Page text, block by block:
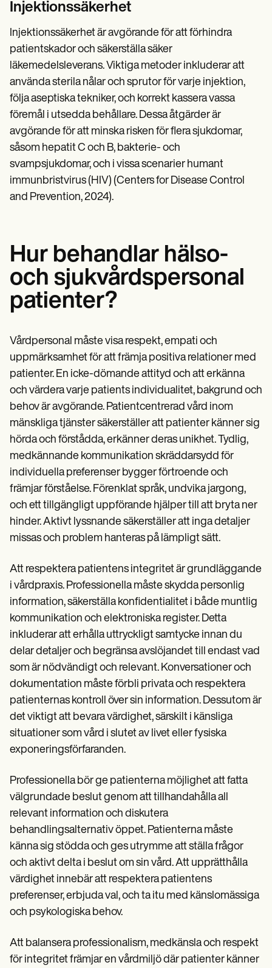
Injektionssäkerhet
Injektionssäkerhet är avgörande för att förhindra
patientskador och säkerställa säker
läkemedelsleverans. Viktiga metoder inkluderar att
använda sterila nålar och sprutor för varje injektion,
följa aseptiska tekniker, och korrekt kassera vassa
föremål i utsedda behållare. Dessa åtgärder är
avgörande för att minska risken för flera sjukdomar,
såsom hepatit C och B, bakterie- och
svampsjukdomar, och i vissa scenarier humant
immunbristvirus (HIV) (Centers for Disease Control
and Prevention, 2024).
Hur behandlar hälso-
och sjukvårdspersonal
patienter?
Vårdpersonal måste visa respekt, empati och
uppmärksamhet för att främja positiva relationer med
patienter. En icke-dömande attityd och att erkänna
och värdera varje patients individualitet, bakgrund och
behov är avgörande. Patientcentrerad vård inom
mänskliga tjänster säkerställer att patienter känner sig
hörda och förstådda, erkänner deras unikhet. Tydlig,
medkännande kommunikation skräddarsydd för
individuella preferenser bygger förtroende och
främjar förståelse. Förenklat språk, undvika jargong,
och ett tillgängligt uppförande hjälper till att bryta ner
hinder. Aktivt lyssnande säkerställer att inga detaljer
missas och problem hanteras på lämpligt sätt.
Att respektera patientens integritet är grundläggande
i vårdpraxis. Professionella måste skydda personlig
information, säkerställa konfidentialitet i både muntlig
kommunikation och elektroniska register. Detta
inkluderar att erhålla uttryckligt samtycke innan du
delar detaljer och begränsa avslöjandet till endast vad
som är nödvändigt och relevant. Konversationer och
dokumentation måste förbli privata och respektera
patienternas kontroll över sin information. Dessutom är
det viktigt att bevara värdighet, särskilt i känsliga
situationer som vård i slutet av livet eller fysiska
exponeringsförfaranden.
Professionella bör ge patienterna möjlighet att fatta
välgrundade beslut genom att tillhandahålla all
relevant information och diskutera
behandlingsalternativ öppet. Patienterna måste
känna sig stödda och ges utrymme att ställa frågor
och aktivt delta i beslut om sin vård. Att upprätthålla
värdighet innebär att respektera patientens
preferenser, erbjuda val, och ta itu med känslomässiga
och psykologiska behov.
Att balansera professionalism, medkänsla och respekt
för integritet främjar en vårdmiljö där patienter känner